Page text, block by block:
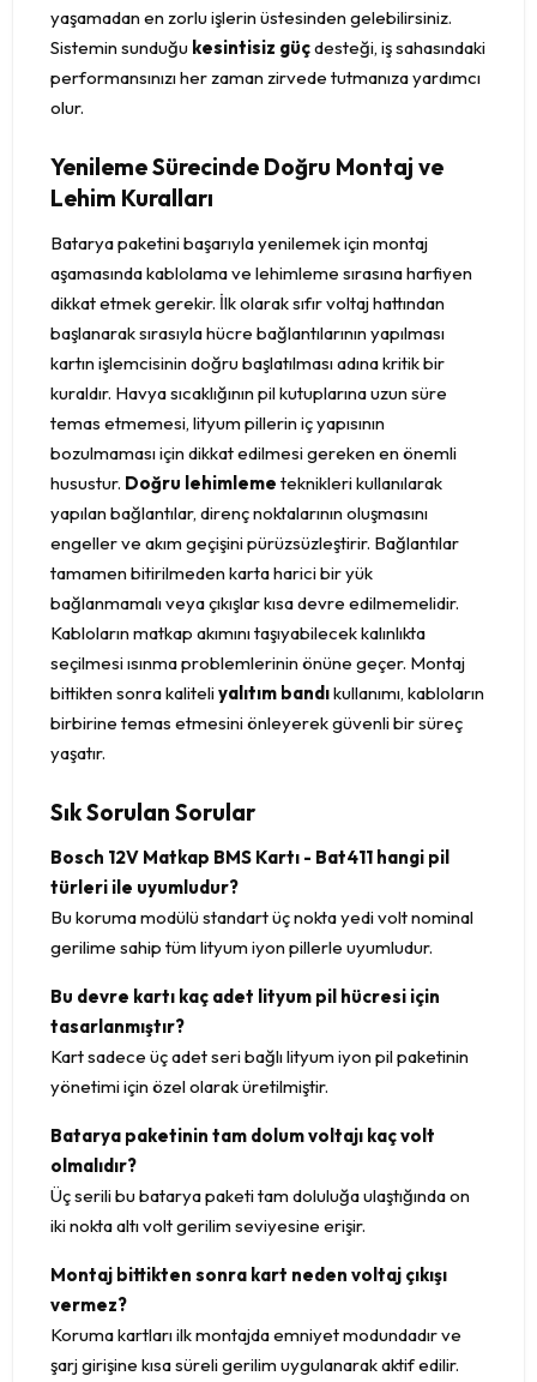
yaşamadan en zorlu işlerin üstesinden gelebilirsiniz.
Sistemin sunduğu kesintisiz güçdesteği, iş sahasındaki
performansınızı her zaman zirvede tutmanıza yardımcı
olur.
Yenileme Sürecinde Doğru Montaj ve
Lehim Kuralları
Batarya paketini başarıyla yenilemek için montaj
aşamasında kablolama ve lehimleme sırasına harfiyen
dikkat etmek gerekir. İlk olarak sıfır voltaj hattından
başlanarak sırasıyla hücre bağlantılarının yapılması
kartın işlemcisinin doğru başlatılması adına kritik bir
kuraldır. Havya sıcaklığının pil kutuplarına uzun süre
temas etmemesi, lityum pillerin iç yapısının
bozulmaması için dikkat edilmesi gereken en önemli
husustur. Doğru lehimleme teknikleri kullanılarak
yapılan bağlantılar, direnç noktalarının oluşmasını
engeller ve akım geçişini pürüzsüzleştirir. Bağlantılar
tamamen bitirilmeden karta harici bir yük
bağlanmamalı veya çıkışlar kısa devre edilmemelidir.
Kabloların matkap akımını taşıyabilecek kalınlıkta
seçilmesi ısınma problemlerinin önüne geçer. Montaj
bittikten sonra kaliteliyalıtım bandıkullanımı, kabloların
birbirine temas etmesini önleyerek güvenli bir süreç
yaşatır.
Sık Sorulan Sorular
Bosch 12V Matkap BMS Kartı - Bat411 hangi pil
türleri ile uyumludur?
Bu koruma modülü standart üç nokta yedi volt nominal
gerilime sahip tüm lityum iyon pillerle uyumludur.
Bu devre kartı kaç adet lityum pil hücresi için
tasarlanmıştır?
Kart sadece üç adet seri bağlı lityum iyon pil paketinin
yönetimi için özel olarak üretilmiştir.
Batarya paketinin tam dolum voltajı kaç volt
olmalıdır?
Üç serili bu batarya paketi tam doluluğa ulaştığında on
iki nokta altı volt gerilim seviyesine erişir.
Montaj bittikten sonra kart neden voltaj çıkışı
vermez?
Koruma kartları ilk montajda emniyet modundadır ve
şarj girişine kısa süreli gerilim uygulanarak aktif edilir.